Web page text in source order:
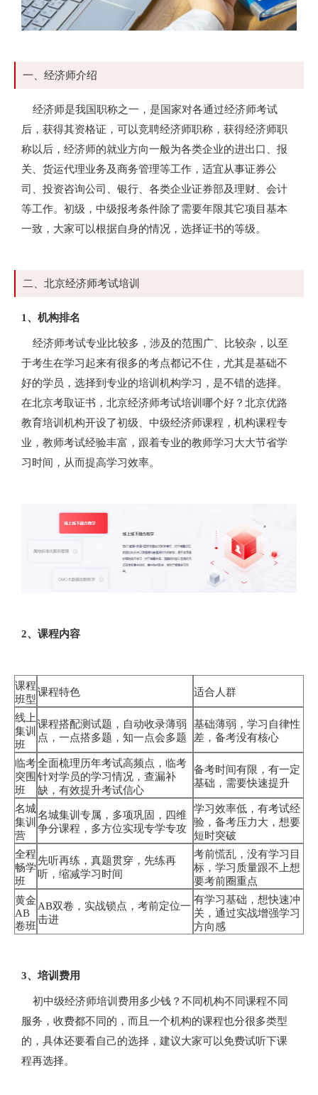
一、经济师介绍
经济师是我国职称之一，是国家对各通过经济师考试
后，获得其资格证，可以竞聘经济师职称，获得经济师职
称以后，经济师的就业方向一般为各类企业的进出口、报
关、货运代理业务及商务管理等工作，适宜从事证券公
司、投资咨询公司、银行、各类企业证券部及理财、会计
等工作。初级，中级报考条件除了需要年限其它项目基本
一致，大家可以根据自身的情况，选择证书的等级。
二、北京经济师考试培训
1、机构排名
经济师考试专业比较多，涉及的范围广、比较杂，以至
于考生在学习起来有很多的考点都记不住，尤其是基础不
好的学员，选择到专业的培训机构学习，是不错的选择。
在北京考取证书，北京经济师考试培训哪个好？北京优路
教育培训机构开设了初级、中级经济师课程，机构课程专
业，教师考试经验丰富，跟着专业的教师学习大大节省学
习时间，从而提高学习效率。
2、课程内容
课程
班型
课程特色 适合人群
线上
集训
班
课程搭配测试题，自动收录薄弱
点，一点搭多题，知一点会多题
基础薄弱，学习自律性
差，备考没有核心
临考
突围
班
全面梳理历年考试高频点，临考
针对学员的学习情况，查漏补
缺，有效提升考试信心
备考时间有限，有一定
基础，需要快速提升
名城
集训
营
名城集训专属，多项巩固，四维
争分课程，多方位实现专学专攻
学习效率低，有考试经
验，备考压力大，想要
短时突破
全程
畅学
班
先听再练，真题贯穿，先练再
听，缩减学习时间
考前慌乱，没有学习目
标，学习质量跟不上想
要考前圈重点
黄金
AB
卷班
AB双卷，实战锁点，考前定位一
击进
有学习基础，想快速冲
关，通过实战增强学习
方向感
3、培训费用
初中级经济师培训费用多少钱？不同机构不同课程不同
服务，收费都不同的，而且一个机构的课程也分很多类型
的，具体还要看自己的选择，建议大家可以免费试听下课
程再选择。